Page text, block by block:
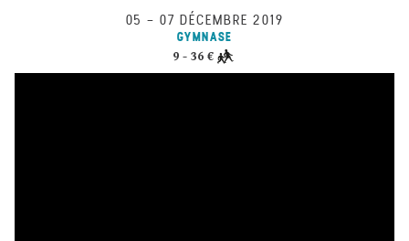
05 – 07 DÉCEMBRE 2019
GYMNASE
9 - 36 €